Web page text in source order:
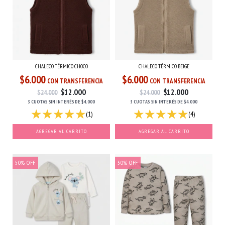
CHALECO TÉRMICO CHOCO
$6.000 CON TRANSFERENCIA
$24.000 $12.000
3 CUOTAS SIN INTERÉSDE$4.000
(1)
AGREGAR AL CARRITO
CHALECO TÉRMICO BEIGE
$6.000 CON TRANSFERENCIA
$24.000 $12.000
3 CUOTAS SIN INTERÉSDE$4.000
(4)
AGREGAR AL CARRITO
50% OFF 50% OFF